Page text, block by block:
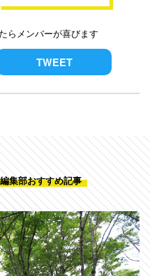
らメンバーが喜びます
TWEET
編集部おすすめ記事